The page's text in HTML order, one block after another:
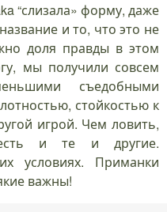
“слизала» форму, даже
и то, что это не
доля правды в этом
мы получили совсем
съедобными
стойкостью к
игрой. Чем ловить,
и те и другие.
условиях. Приманки
важны!